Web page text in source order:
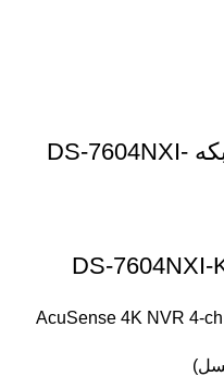
دستگاه رکوردر تحت شبکه DS-7604NXI-
AcuSense 4K NVR 4-